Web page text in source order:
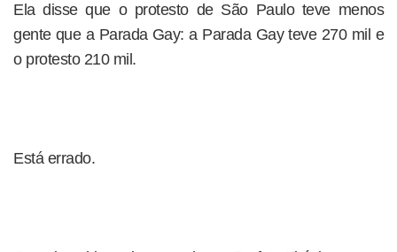
Ela disse que o protesto de São Paulo teve menos
gente que a Parada Gay: a Parada Gay teve 270 mil e
o protesto 210 mil.
Está errado.